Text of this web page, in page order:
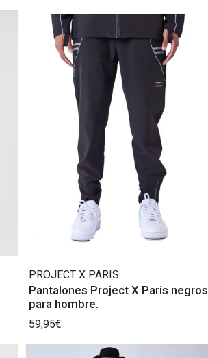
PROJECT X PARIS
Pantalones Project X Paris negros
para hombre.
59,95€